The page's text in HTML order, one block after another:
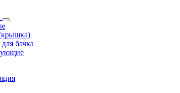
бачка